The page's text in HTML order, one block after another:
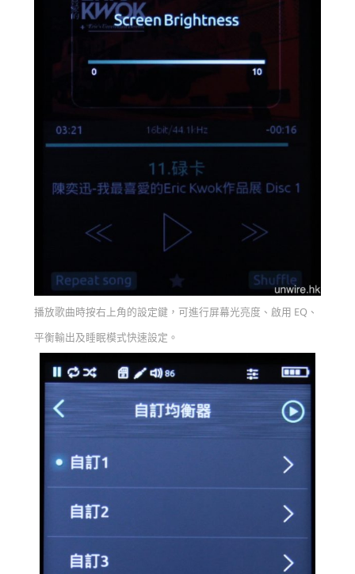
播放歌曲時按右上角的設定鍵，可進行屏幕光亮度、啟用 EQ、
平衡輸出及睡眠模式快速設定。